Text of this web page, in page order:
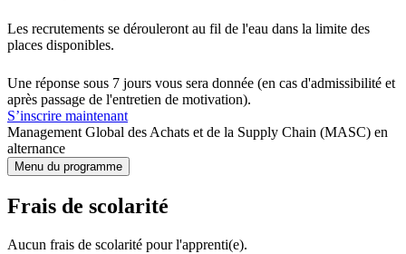
Les recrutements se dérouleront au fil de l'eau dans la limite des
places disponibles.
Une réponse sous 7 jours vous sera donnée (en cas d'admissibilité et
après passage de l'entretien de motivation).
S’inscrire maintenant
Management Global des Achats et de la Supply Chain (MASC) en
alternance
Menu du programme
Frais de scolarité
Aucun frais de scolarité pour l'apprenti(e).